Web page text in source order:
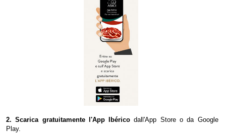
2. Scarica gratuitamente l'App Ibérico dall'App Store o da Google
Play.